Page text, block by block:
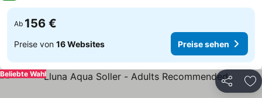
Ab 156 €
Preise von 16 Websites Preise sehen
Teilen
Beliebte Wahl